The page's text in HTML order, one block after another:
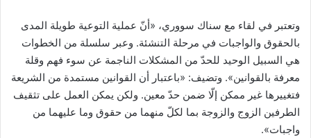
وتعتبر في لقاء مع سناك سووري، «أنّ عملية التوعية طويلة المدى
بالحقوق والواجبات في مرحلة التنشئة. وعبر سلسلة من الخطوات
هي السبيل الوحيد للحدّ من المشكلات الناجمة عن سوء فهم وقلة
معرفة بالقوانين». وتضيف: «باعتبار أن القوانين مستمدة من الشريعة
فتغييرها غير ممكن إلّا ضمن حدّ معين. ولكن يمكن العمل على تثقيف
الطرفين الزوج والزوجة بما لكلّ منهما من حقوق وما عليهما من
واجبات».